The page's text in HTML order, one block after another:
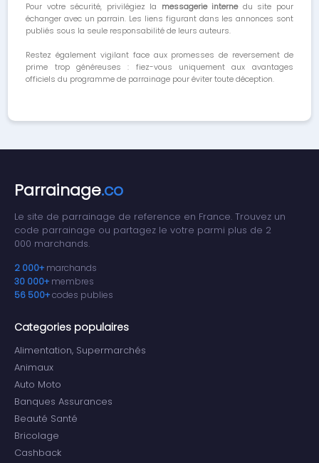
Pour votre sécurité, privilégiez la messagerie internedu site pour
échanger avec un parrain. Les liens figurant dans les annonces sont
publiés sous la seule responsabilité de leurs auteurs.
Restez également vigilant face aux promesses de reversement de
prime trop généreuses : fiez-vous uniquement aux avantages
officiels du programme de parrainage pour éviter toute déception.
Parrainage.co
Le site de parrainage de reference en France. Trouvez un
code parrainage ou partagez le votre parmi plus de 2
000 marchands.
2 000+ marchands
30 000+ membres
56 500+codes publies
Categories populaires
Alimentation, Supermarchés
Animaux
Auto Moto
Banques Assurances
Beauté Santé
Bricolage
Cashback